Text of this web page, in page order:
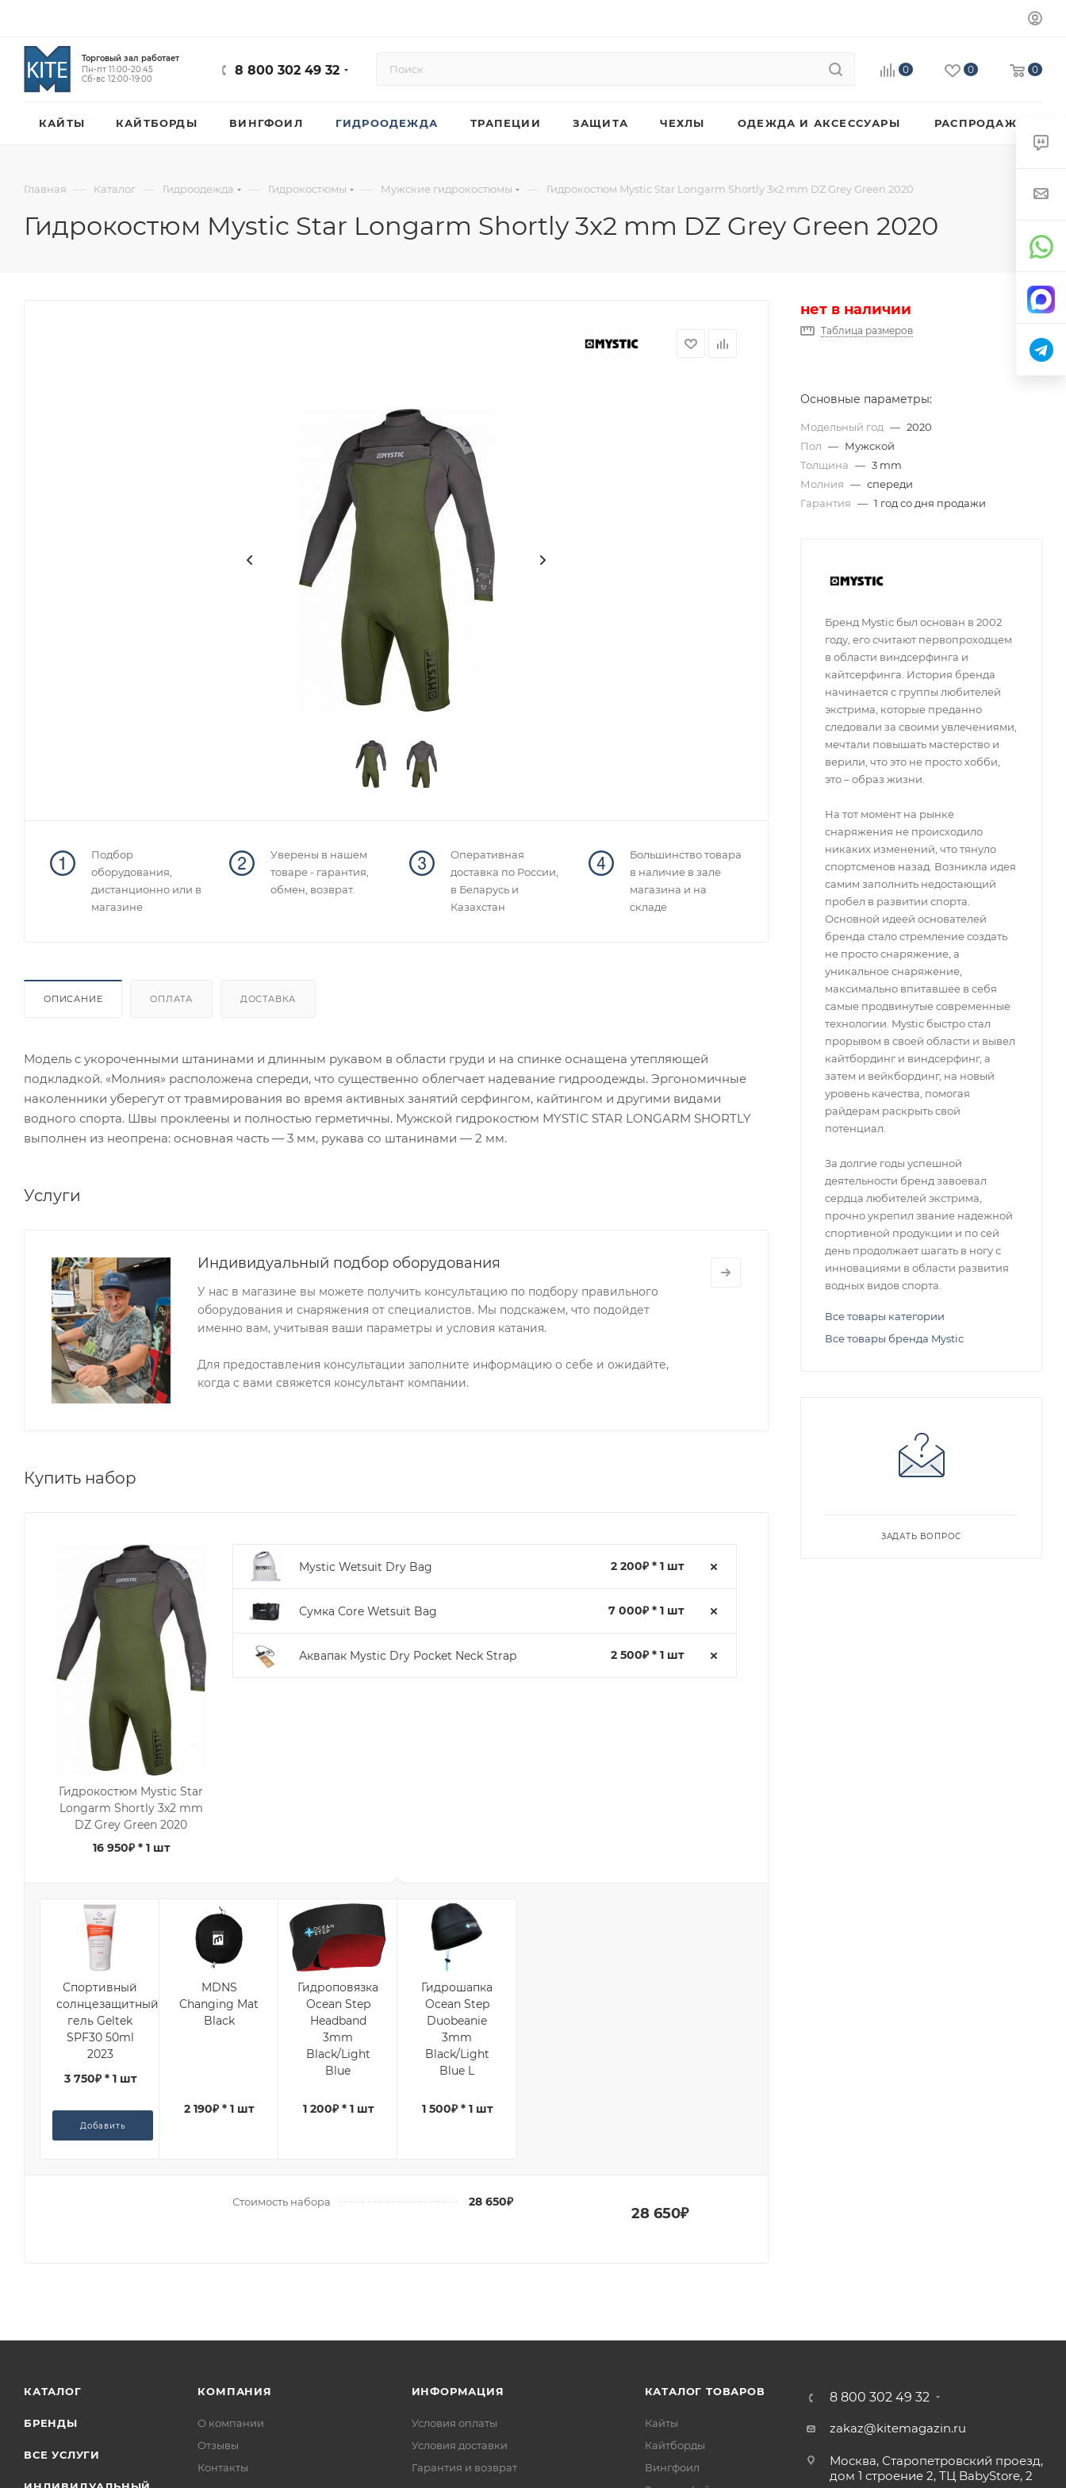
Торговый зал работает
Пн-пт 11:00-20:45
Сб-вс 12:00-19:00
8 800 302 49 32 0 0 0
КАЙТЫ КАЙТБОРДЫ ВИНГФОИЛ ГИДРООДЕЖДА ТРАПЕЦИИ ЗАЩИТА ЧЕХЛЫ ОДЕЖДА И АКСЕССУАРЫ РАСПРОДАЖА
Главная — Каталог — Гидроодежда — Гидрокостюмы — Мужские гидрокостюмы — Гидрокостюм Mystic Star Longarm Shortly 3x2 mm DZ Grey Green 2020
Гидрокостюм Mystic Star Longarm Shortly 3x2 mm DZ Grey Green 2020
Подбор
оборудования,
дистанционно или в
магазине
Уверены в нашем
товаре - гарантия,
обмен, возврат.
Оперативная
доставка по России,
в Беларусь и
Казахстан
Большинство товара
в наличие в зале
магазина и на
складе
ОПИСАНИЕ ОПЛАТА ДОСТАВКА
Модель с укороченными штанинами и длинным рукавом в области груди и на спинке оснащена утепляющей
подкладкой. «Молния» расположена спереди, что существенно облегчает надевание гидроодежды. Эргономичные
наколенники уберегут от травмирования во время активных занятий серфингом, кайтингом и другими видами
водного спорта. Швы проклеены и полностью герметичны. Мужской гидрокостюм MYSTIC STAR LONGARM SHORTLY
выполнен из неопрена: основная часть — 3 мм, рукава со штанинами — 2 мм.
Услуги
Индивидуальный подбор оборудования
У нас в магазине вы можете получить консультацию по подбору правильного
оборудования и снаряжения от специалистов. Мы подскажем, что подойдет
именно вам, учитывая ваши параметры и условия катания.
Для предоставления консультации заполните информацию о себе и ожидайте,
когда с вами свяжется консультант компании.
Купить набор
Гидрокостюм Mystic Star
Longarm Shortly 3x2 mm
DZ Grey Green 2020
16 950₽* 1 шт
Mystic Wetsuit Dry Bag 2 200₽ * 1 шт
Сумка Core Wetsuit Bag 7 000₽ * 1 шт
Аквапак Mystic Dry Pocket Neck Strap 2 500₽ * 1 шт
Спортивный
солнцезащитный
гель Geltek
SPF30 50ml
2023
3 750₽ * 1 шт
Добавить
MDNS
Changing Mat
Black
2 190₽ * 1 шт
Гидроповязка
Ocean Step
Headband
3mm
Black/Light
Blue
1 200₽ * 1 шт
Гидрошапка
Ocean Step
Duobeanie
3mm
Black/Light
Blue L
1 500₽ * 1 шт
Стоимость набора 28 650₽
28 650₽
нет в наличии
Таблица размеров
Основные параметры:
Модельный год — 2020
Пол — Мужской
Толщина — 3 mm
Молния — спереди
Гарантия — 1 год со дня продажи
Бренд Mystic был основан в 2002
году, его считают первопроходцем
в области виндсерфинга и
кайтсерфинга. История бренда
начинается с группы любителей
экстрима, которые преданно
следовали за своими увлечениями,
мечтали повышать мастерство и
верили, что это не просто хобби,
это – образ жизни.
На тот момент на рынке
снаряжения не происходило
никаких изменений, что тянуло
спортсменов назад. Возникла идея
самим заполнить недостающий
пробел в развитии спорта.
Основной идеей основателей
бренда стало стремление создать
не просто снаряжение, а
уникальное снаряжение,
максимально впитавшее в себя
самые продвинутые современные
технологии. Mystic быстро стал
прорывом в своей области и вывел
кайтбординг и виндсерфинг, а
затем и вейкбординг, на новый
уровень качества, помогая
райдерам раскрыть свой
потенциал.
За долгие годы успешной
деятельности бренд завоевал
сердца любителей экстрима,
прочно укрепил звание надежной
спортивной продукции и по сей
день продолжает шагать в ногу с
инновациями в области развития
водных видов спорта.
Все товары категории
Все товары бренда Mystic
ЗАДАТЬ ВОПРОС
КАТАЛОГ
БРЕНДЫ
ВСЕ УСЛУГИ
КОМПАНИЯ
О компании
Отзывы
Контакты
ИНФОРМАЦИЯ
Условия оплаты
Условия доставки
Гарантия и возврат
КАТАЛОГ ТОВАРОВ
Кайты
Кайтборды
Вингфоил
8 800 302 49 32
zakaz@kitemagazin.ru
Москва, Старопетровский проезд,
дом 1 строение 2, ТЦ BabyStore, 2